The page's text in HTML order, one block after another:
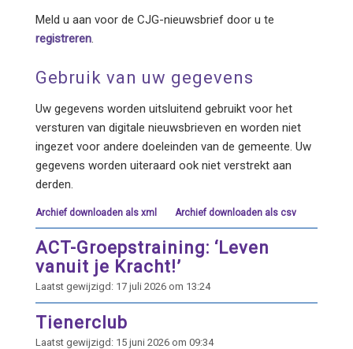
Meld u aan voor de CJG-nieuwsbrief door u te
registreren.
Gebruik van uw gegevens
Uw gegevens worden uitsluitend gebruikt voor het
versturen van digitale nieuwsbrieven en worden niet
ingezet voor andere doeleinden van de gemeente. Uw
gegevens worden uiteraard ook niet verstrekt aan
derden.
Archief downloaden als xml Archief downloaden als csv
ACT-Groepstraining: ‘Leven
vanuit je Kracht!’
Laatst gewijzigd: 17 juli 2026 om 13:24
Tienerclub
Laatst gewijzigd: 15 juni 2026 om 09:34